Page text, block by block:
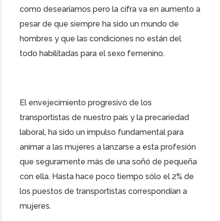
como desearíamos pero la cifra va en aumento a
pesar de que siempre ha sido un mundo de
hombres y que las condiciones no están del
todo habilitadas para el sexo femenino.
El envejecimiento progresivo de los
transportistas de nuestro país y la precariedad
laboral, ha sido un impulso fundamental para
animar a las mujeres a lanzarse a esta profesión
que seguramente más de una soñó de pequeña
con ella. Hasta hace poco tiempo sólo el 2% de
los puestos de transportistas correspondían a
mujeres.